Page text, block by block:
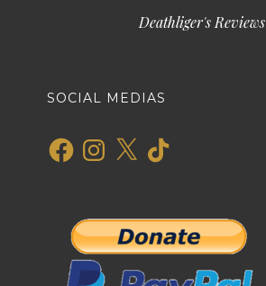
Deathliger's Reviews
SOCIAL MEDIAS
FacebookInstagram
X TikTok